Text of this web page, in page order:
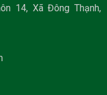
14, Xã Đông Thạnh,